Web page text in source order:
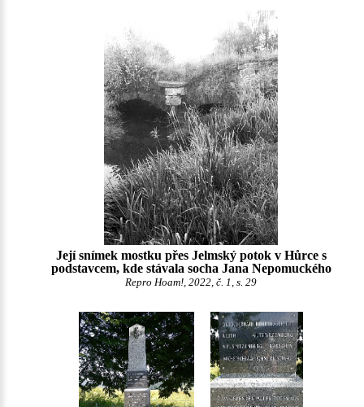
Její snímek mostku přes Jelmský potok v Hůrce s
podstavcem, kde stávala socha Jana Nepomuckého
Repro Hoam!, 2022, č. 1, s. 29